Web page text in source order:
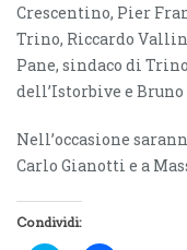
Crescentino, Pier
Trino, Riccardo
Pane, sindaco di
dell’Istorbive e
Nell’occasione
Carlo Gianotti e a
Condividi: